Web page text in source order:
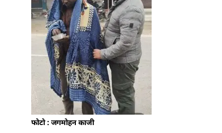
फोटो : जगमोहन काजी